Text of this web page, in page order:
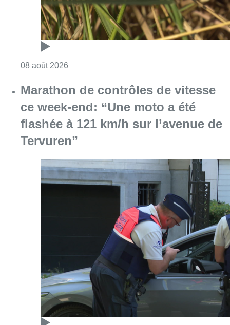
08 août 2026
Marathon de contrôles de vitesse
ce week-end: “Une moto a été
flashée à 121 km/h sur l’avenue de
Tervuren”